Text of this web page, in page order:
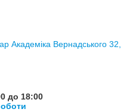
Академіка Вернадського 32,
до 18:00